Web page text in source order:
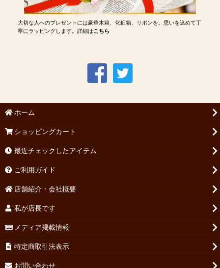
大切な人へのプレゼントには豪華木箱、化粧箱、リボンを。思いを込めて丁
寧にラッピングします。詳細はこちら
ホーム
ショッピングカート
最近チェックしたアイテム
ご利用ガイド
店舗紹介・会社概要
私が店長です
メディア掲載情報
特定商取引法表示
お問い合わせ